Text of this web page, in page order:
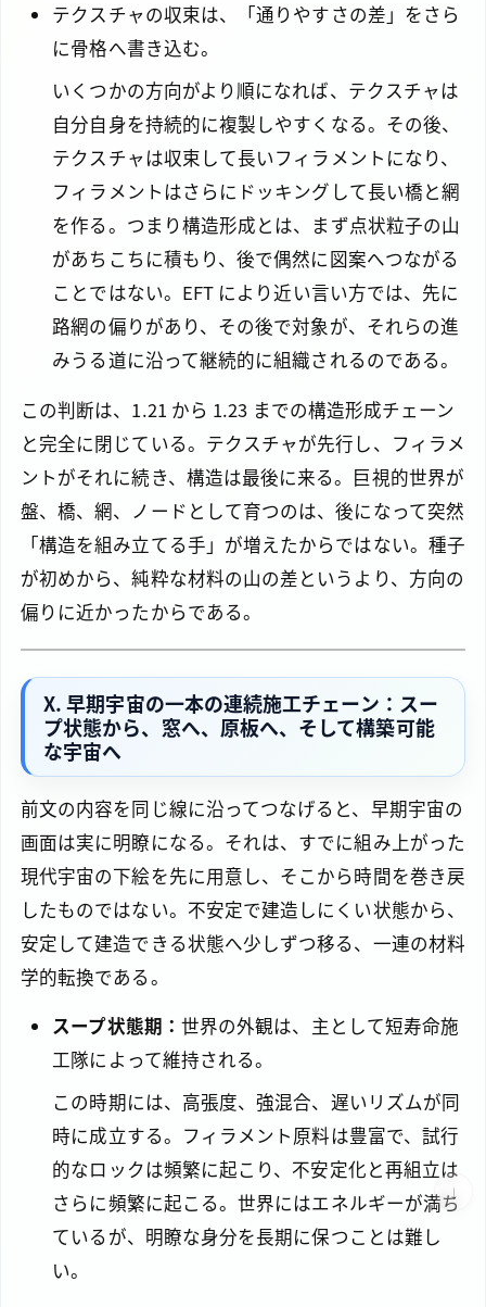
テクスチャの収束は、「通りやすさの差」をさら
に骨格へ書き込む。
いくつかの方向がより順になれば、テクスチャは
自分自身を持続的に複製しやすくなる。その後、
テクスチャは収束して長いフィラメントになり、
フィラメントはさらにドッキングして長い橋と網
を作る。つまり構造形成とは、まず点状粒子の山
があちこちに積もり、後で偶然に図案へつながる
ことではない。EFT により近い言い方では、先に
路網の偏りがあり、その後で対象が、それらの進
みうる道に沿って継続的に組織されるのである。
この判断は、1.21 から 1.23 までの構造形成チェーン
と完全に閉じている。テクスチャが先行し、フィラメ
ントがそれに続き、構造は最後に来る。巨視的世界が
盤、橋、網、ノードとして育つのは、後になって突然
「構造を組み立てる手」が増えたからではない。種子
が初めから、純粋な材料の山の差というより、方向の
偏りに近かったからである。
X. 早期宇宙の一本の連続施工チェーン：スー
プ状態から、窓へ、原板へ、そして構築可能
な宇宙へ
前文の内容を同じ線に沿ってつなげると、早期宇宙の
画面は実に明瞭になる。それは、すでに組み上がった
現代宇宙の下絵を先に用意し、そこから時間を巻き戻
したものではない。不安定で建造しにくい状態から、
安定して建造できる状態へ少しずつ移る、一連の材料
学的転換である。
スープ状態期： 世界の外観は、主として短寿命施
工隊によって維持される。
この時期には、高張度、強混合、遅いリズムが同
時に成立する。フィラメント原料は豊富で、試行
的なロックは頻繁に起こり、不安定化と再組立は
さらに頻繁に起こる。世界にはエネルギーが満ち
ているが、明瞭な身分を長期に保つことは難し
い。
↓